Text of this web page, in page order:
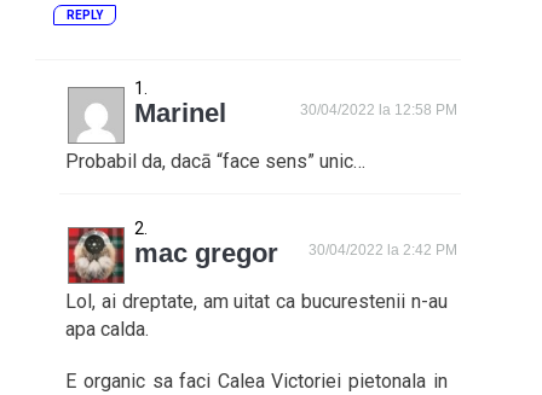
REPLY
Marinel 30/04/2022 la 12:58 PM
Probabil da, dacā “face sens” unic…
mac gregor 30/04/2022 la 2:42 PM
Lol, ai dreptate, am uitat ca bucurestenii n-au
apa calda.
E organic sa faci Calea Victoriei pietonala in